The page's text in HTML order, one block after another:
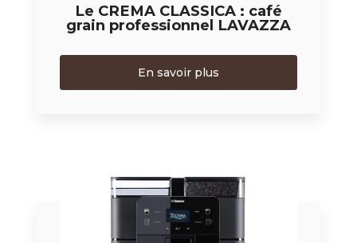
Le CREMA CLASSICA : café
grain professionnel LAVAZZA
En savoir plus